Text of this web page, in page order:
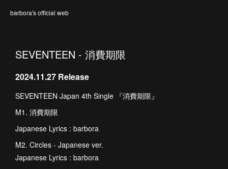
barbora's official web
SEVENTEEN - 消費期限
2024.11.27 Release
SEVENTEEN Japan 4th Single 『消費期限』
M1. 消費期限
Japanese Lyrics : barbora
M2. Circles - Japanese ver.
Japanese Lyrics : barbora